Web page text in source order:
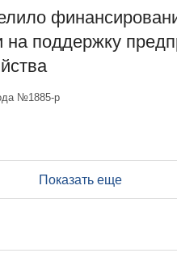
на поддержку
№1885-р
Показать еще